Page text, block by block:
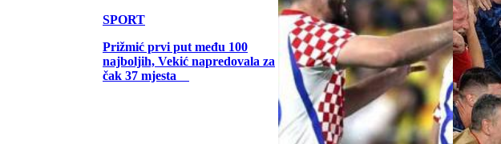
SPORT
Prižmić prvi put među 100
najboljih, Vekić napredovala za
čak 37 mjesta